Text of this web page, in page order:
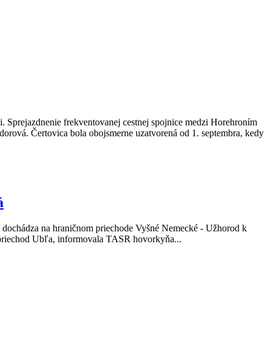
frekventovanej cestnej spojnice medzi Horehroním
Čertovica bola obojsmerne uzatvorená od 1. septembra, kedy
na hraničnom priechode Vyšné Nemecké - Užhorod k
Ubľa, informovala TASR hovorkyňa...